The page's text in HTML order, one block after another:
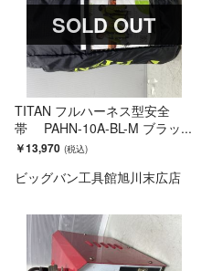
SOLD OUT
TITAN フルハーネス型安全
帯 PAHN-10A-BL-M ブラッ...
￥13,970
ビッグバン工具館旭川末広店